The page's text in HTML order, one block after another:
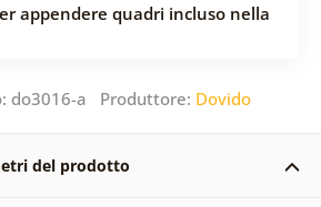
appendere quadri incluso nella
do3016-a Produttore: Dovido
del prodotto